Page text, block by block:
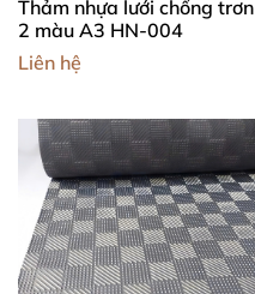
Thảm nhựa lưới chống trơn
2 màu A3 HN-004
Liên hệ